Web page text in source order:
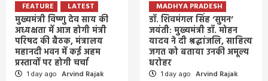
FEATURE
LATEST
मुख्यमंत्री विष्णु देव साय की
अध्यक्षता में आज होगी मंत्री
परिषद की बैठक, मंत्रालय
महानदी भवन में कई अहम
प्रस्तावों पर होगी चर्चा
1 day ago Arvind Rajak
MADHYA PRADESH
डॉ. शिवमंगल सिंह ‘सुमन’
जयंती: मुख्यमंत्री डॉ. मोहन
यादव ने दी श्रद्धांजलि, साहित्य
जगत को बताया उनकी अमूल्य
धरोहर
1 day ago Arvind Rajak